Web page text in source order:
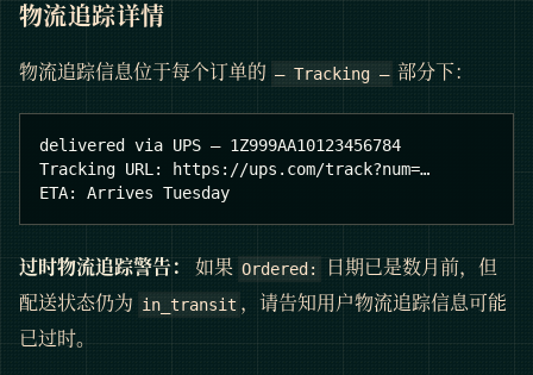
物流追踪详情
物流追踪信息位于每个订单的 — Tracking — 部分下：
delivered via UPS — 1Z999AA10123456784
Tracking URL: https://ups.com/track?num=…
ETA: Arrives Tuesday
过时物流追踪警告： 如果 Ordered:
日期已是数月前，但
配送状态仍为 in_transit ，请告知用户物流追踪信息可能
已过时。